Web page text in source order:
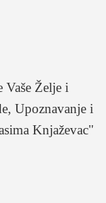
Vaše Želje i
Upoznavanje i
Knjaževac"